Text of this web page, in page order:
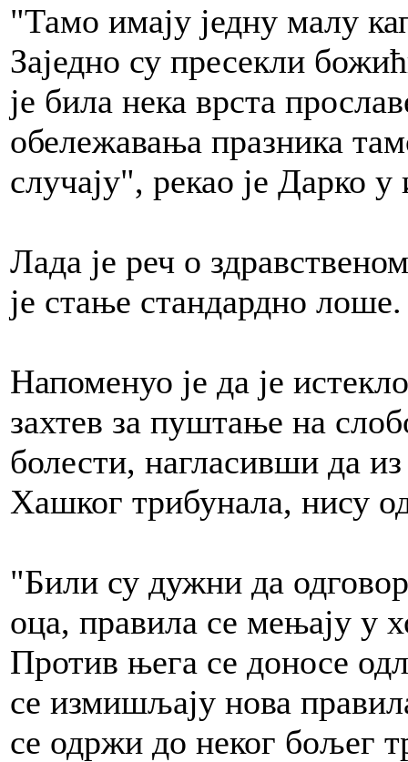
"Тамо имају једну малу
Заједно су пресекли
је била нека врста
обележавања празника
случају", рекао је Дарко у
Лада је реч о
је стање стандардно лоше.
Напоменуо је да је
захтев за пуштање на
болести, нагласивши да
Хашког трибунала, нису
"Били су дужни да
оца, правила се мењају у
Против њега се доносе
се измишљају нова
се одржи до неког бољег